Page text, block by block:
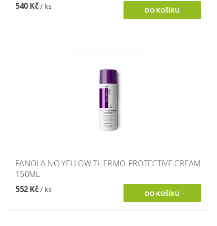
540 Kč/ ks
FANOLA NO YELLOW THERMO-PROTECTIVE CREAM
150ML
552 Kč/ ks